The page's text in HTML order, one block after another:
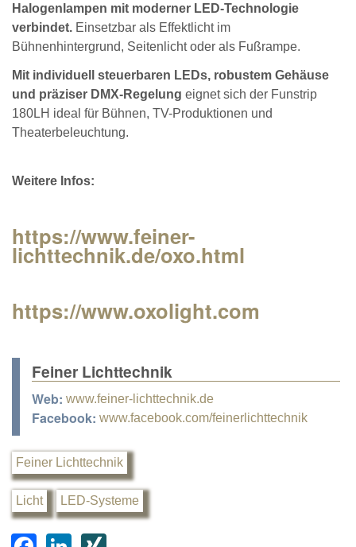
Halogenlampen mit moderner LED-Technologie
verbindet. Einsetzbar als Effektlicht im
Bühnenhintergrund, Seitenlicht oder als Fußrampe.
Mit individuell steuerbaren LEDs, robustem Gehäuse
und präziser DMX-Regelung eignet sich der Funstrip
180LH ideal für Bühnen, TV-Produktionen und
Theaterbeleuchtung.
Weitere Infos:
https://www.feiner-
lichttechnik.de/oxo.html
https://www.oxolight.com
Feiner Lichttechnik
Web: www.feiner-lichttechnik.de
Facebook: www.facebook.com/feinerlichttechnik
Feiner Lichttechnik
Licht LED-Systeme